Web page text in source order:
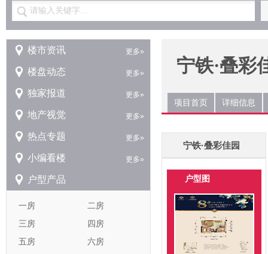
请输入关键字...
更多»
楼市资讯
更多»
楼盘动态
更多»
独家报道
更多»
地产视觉
更多»
热点专题
更多»
小编看楼
户型产品
一房
二房
三房
四房
五房
六房
宁铁·叠彩
项目首页 详细信息
宁铁·叠彩佳园
户型图